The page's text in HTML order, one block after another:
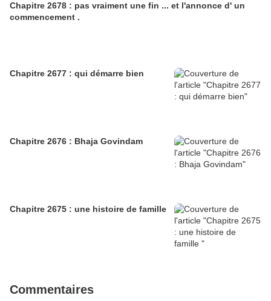
Chapitre 2678 : pas vraiment une fin ... et l'annonce d' un
commencement .
Chapitre 2677 : qui démarre bien
Chapitre 2676 : Bhaja Govindam
Chapitre 2675 : une histoire de famille
Commentaires